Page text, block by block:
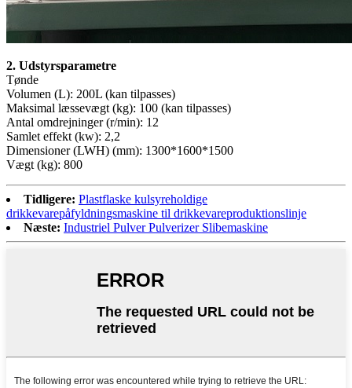
2. Udstyrsparametre
Tønde
Volumen (L): 200L (kan tilpasses)
Maksimal læssevægt (kg): 100 (kan tilpasses)
Antal omdrejninger (r/min): 12
Samlet effekt (kw): 2,2
Dimensioner (LWH) (mm): 1300*1600*1500
Vægt (kg): 800
Tidligere: Plastflaske kulsyreholdige
drikkevarepåfyldningsmaskine til drikkevareproduktionslinje
Næste: Industriel Pulver Pulverizer Slibemaskine